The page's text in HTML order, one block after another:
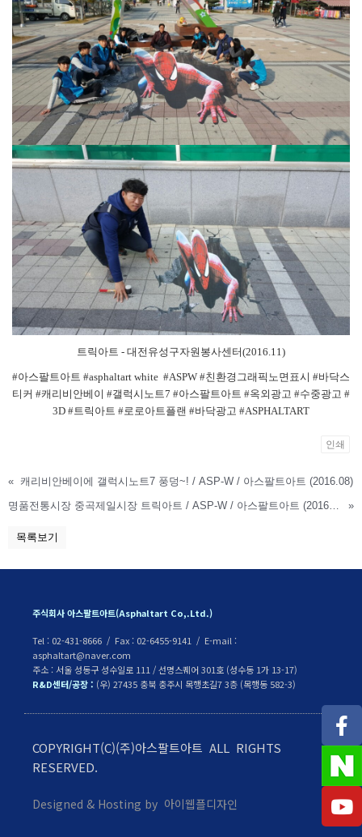
트릭아트 - 대전유성구자원봉사센터(2016.11)
#아스팔트아트 #asphaltart white #ASPW #친환경그래픽노면표시 #바닥스
티커 #캐리비안베이 #갤럭시노트7 #아스팔트아트 #옥외광고 #수중광고 #
3D #트릭아트 #로로아트플랜 #바닥광고 #ASPHALTART
인쇄
« 캐리비안베이에 갤럭시노트7 풍덩~! / ASP-W / 아스팔트아트 (2016.08)
»
목록보기
주식회사 아스팔트아트(Asphaltart Co,.Ltd.)
Tel : 02-431-8666 / Fax : 02-6455-9141 / E-mail :
asphaltart@naver.com
주소 : 서울 성동구 성수일로 111 / 선명스퀘어 301호 (성수동 1가 13-17)
R&D센터/공장 : (우) 27435 충북 충주시 목행초길7 3층 (목행동 582-3)
COPYRIGHT(C)(주)아스팔트아트 ALL RIGHTS
RESERVED.
Designed & Hosting by 아이웹플디자인